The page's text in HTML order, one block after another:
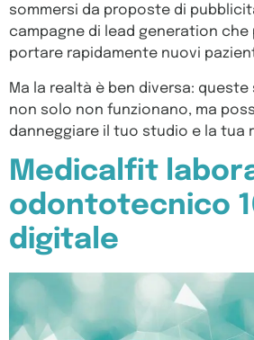
sommersi da proposte di
campagne di lead generation
portare rapidamente nuovi
Ma la realtà è ben diversa:
non solo non funzionano, ma
danneggiare il tuo studio e la tua
Medicalfit
odontotecnico
digitale